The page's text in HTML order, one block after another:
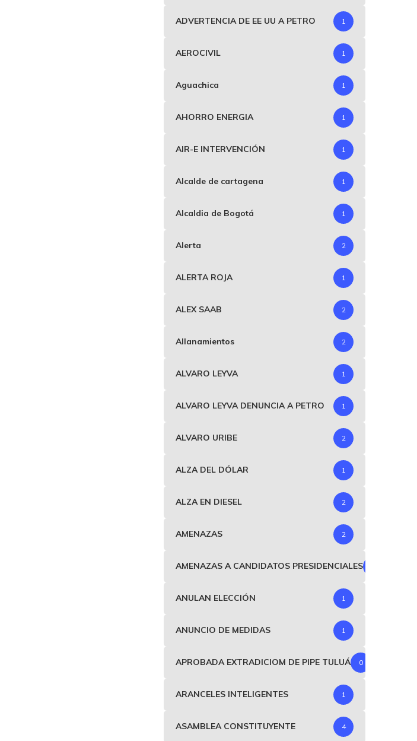
ADVERTENCIA DE EE UU A PETRO 1
AEROCIVIL 1
Aguachica 1
AHORRO ENERGIA 1
AIR-E INTERVENCIÓN 1
Alcalde de cartagena 1
Alcaldia de Bogotá 1
Alerta 2
ALERTA ROJA 1
ALEX SAAB 2
Allanamientos 2
ALVARO LEYVA 1
ALVARO LEYVA DENUNCIA A PETRO 1
ALVARO URIBE 2
ALZA DEL DÓLAR 1
ALZA EN DIESEL 2
AMENAZAS 2
AMENAZAS A CANDIDATOS PRESIDENCIALES
ANULAN ELECCIÓN 1
ANUNCIO DE MEDIDAS 1
APROBADA EXTRADICIOM DE PIPE TULUÁ 0
ARANCELES INTELIGENTES 1
ASAMBLEA CONSTITUYENTE 4